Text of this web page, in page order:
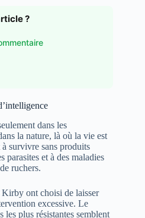
?
dans les
la nature, là où la vie est
survivre sans produits
parasites et à des maladies
ruchers.
ont choisi de laisser
excessive. Le
les plus résistantes semblent